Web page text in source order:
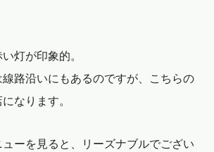
灯が印象的。
路沿いにもあるのですが、こちらの
なります。
ーを見ると、リーズナブルでござい